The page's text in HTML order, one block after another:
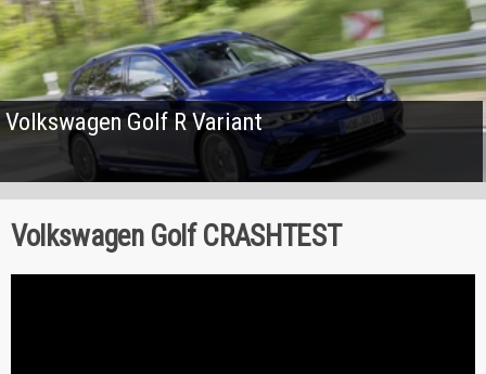
Volkswagen Golf R Variant
Volkswagen Golf CRASHTEST